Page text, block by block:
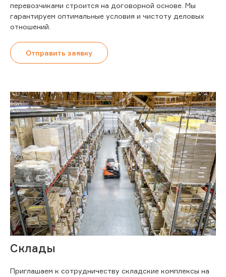
перевозчиками строится на договорной основе. Мы
гарантируем оптимальные условия и чистоту деловых
отношений.
Отправить заявку
Склады
Приглашаем к сотрудничеству складские комплексы на